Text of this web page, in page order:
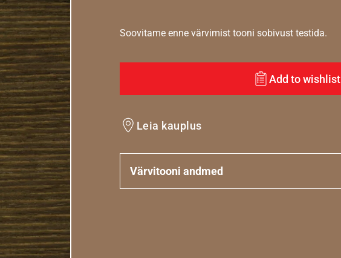
Soovitame enne värvimist tooni sobivust testida.
Add to wishlist
Leia kauplus
Värvitooni andmed